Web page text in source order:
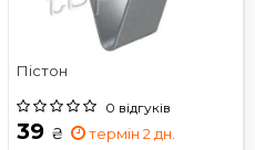
Пістон
0 відгуків
39 ₴ термін 2 дн.